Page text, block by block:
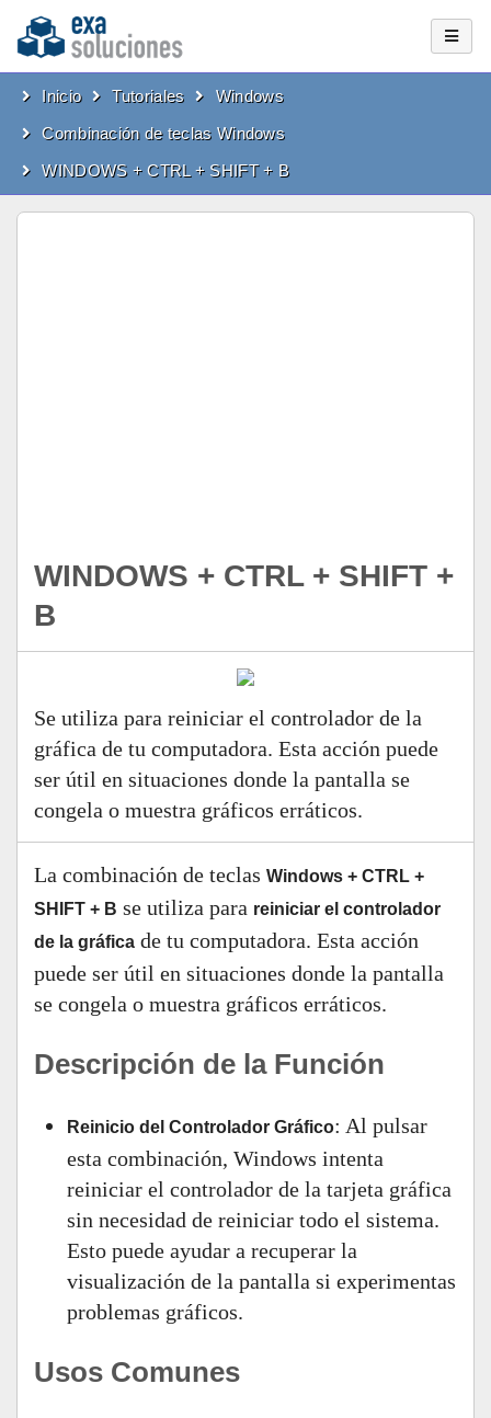
Inicio Tutoriales
Windows
Combinación de teclas Windows
WINDOWS + CTRL + SHIFT + B
WINDOWS + CTRL + SHIFT +
B
Se utiliza para reiniciar el controlador de la
gráfica de tu computadora. Esta acción puede
ser útil en situaciones donde la pantalla se
congela o muestra gráficos erráticos.
La combinación de teclas Windows + CTRL +
SHIFT + B se utiliza para reiniciar el controlador
de la gráfica de tu computadora. Esta acción
puede ser útil en situaciones donde la pantalla
se congela o muestra gráficos erráticos.
Descripción de la Función
Reinicio del Controlador Gráfico: Al pulsar
esta combinación, Windows intenta
reiniciar el controlador de la tarjeta gráfica
sin necesidad de reiniciar todo el sistema.
Esto puede ayudar a recuperar la
visualización de la pantalla si experimentas
problemas gráficos.
Usos Comunes